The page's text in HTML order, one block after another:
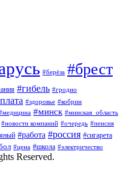
#берёза #брест
#гибель #гродно
#здоровье #кобрин
#минск #минская_область
#новости компаний #очередь #пенсия
#работа #россия #сигарета
#цена #школа #электричество
Reserved.